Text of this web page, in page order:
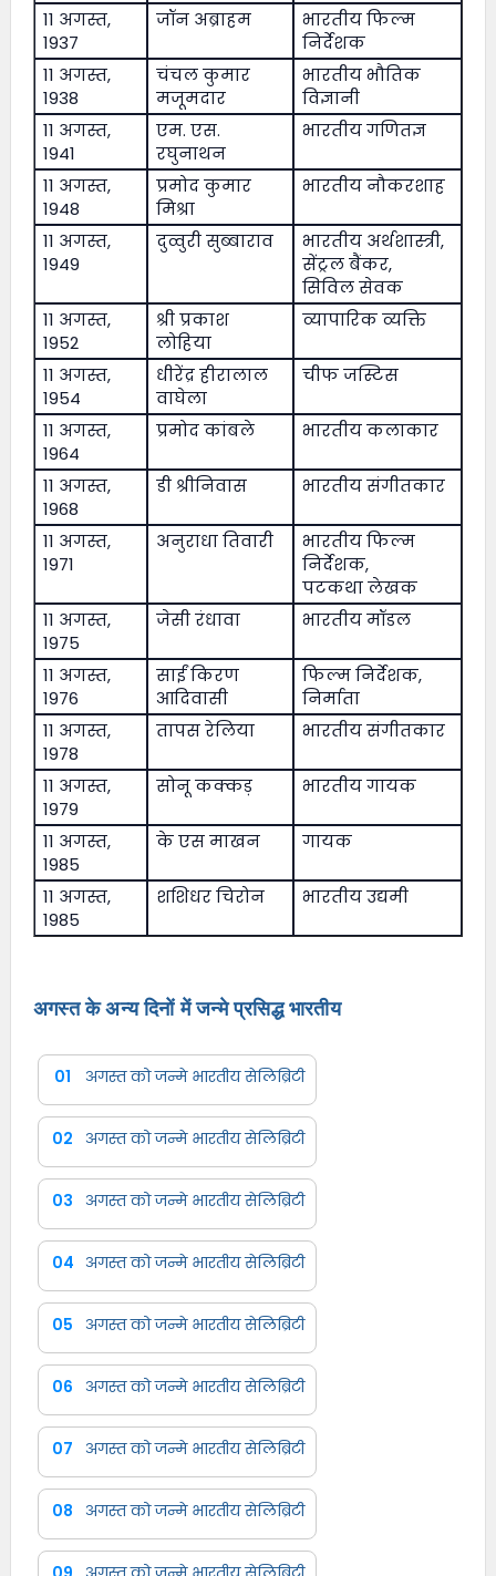
11 अगस्त,
1937
जॉन अब्राहम
भारतीय फिल्म
निर्देशक
11 अगस्त,
1938
चंचल कुमार
मजूमदार
भारतीय भौतिक
विज्ञानी
11 अगस्त,
1941
एम. एस.
रघुनाथन
भारतीय गणितज्ञ
11 अगस्त,
1948
प्रमोद कुमार
मिश्रा
भारतीय नौकरशाह
11 अगस्त,
1949
दुव्वुरी सुब्बाराव
भारतीय अर्थशास्त्री,
सेंट्रल बैंकर,
सिविल सेवक
11 अगस्त,
1952
श्री प्रकाश
लोहिया
व्यापारिक व्यक्ति
11 अगस्त,
1954
धीरेंद्र हीरालाल
वाघेला
चीफ जस्टिस
11 अगस्त,
1964
प्रमोद कांबले भारतीय कलाकार
11 अगस्त,
1968
डी श्रीनिवास भारतीय संगीतकार
11 अगस्त,
1971
अनुराधा तिवारी
भारतीय फिल्म
निर्देशक,
पटकथा लेखक
11 अगस्त,
1975
जेसी रंधावा भारतीय मॉडल
11 अगस्त,
1976
साईं किरण
आदिवासी
फिल्म निर्देशक,
निर्माता
11 अगस्त,
1978
तापस रेलिया भारतीय संगीतकार
11 अगस्त,
1979
सोनू कक्कड़ भारतीय गायक
11 अगस्त,
1985
के एस माखन गायक
11 अगस्त,
1985
शशिधर चिरोन भारतीय उद्यमी
अगस्त के अन्य दिनों में जन्मे प्रसिद्ध भारतीय
01 अगस्त को जन्मे भारतीय सेलिब्रिटी
02 अगस्त को जन्मे भारतीय सेलिब्रिटी
03 अगस्त को जन्मे भारतीय सेलिब्रिटी
04 अगस्त को जन्मे भारतीय सेलिब्रिटी
05 अगस्त को जन्मे भारतीय सेलिब्रिटी
06 अगस्त को जन्मे भारतीय सेलिब्रिटी
07 अगस्त को जन्मे भारतीय सेलिब्रिटी
08 अगस्त को जन्मे भारतीय सेलिब्रिटी